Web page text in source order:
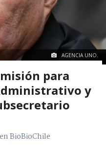
AGENCIA UNO.
para
y
BioBioChile